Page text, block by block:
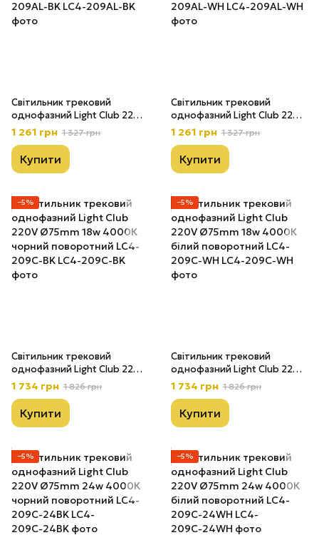
Світильник трековий
однофазний Light Club 220V
Ø55mm 12w 4000К чорний
поворотний LС4-209АL-BK
1 261 грн 1 327 грн
Купити
Світильник трековий
однофазний Light Club 220V
Ø55mm 12w 4000К білий
поворотний LС4-209АL-WH
1 261 грн 1 327 грн
Купити
−5%
Світильник трековий
однофазний Light Club 220V
Ø75mm 18w 4000К чорний
поворотний LС4-209С-BK
1 734 грн 1 826 грн
Купити
−5%
Світильник трековий
однофазний Light Club 220V
Ø75mm 18w 4000К білий
поворотний LС4-209С-WH
1 734 грн 1 826 грн
Купити
−5% −5%